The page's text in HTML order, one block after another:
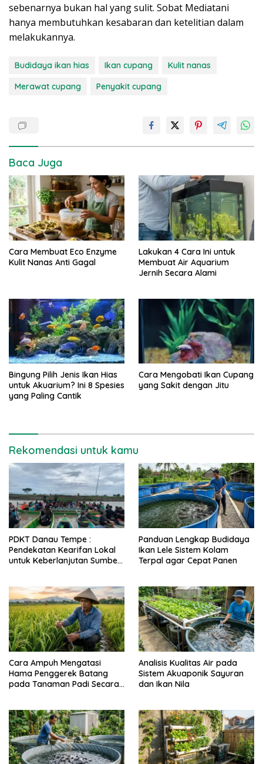
sebenarnya bukan hal yang sulit. Sobat Mediatani
hanya membutuhkan kesabaran dan ketelitian dalam
melakukannya.
Budidaya ikan hias Ikan cupang
Kulit nanas
Merawat cupang
Penyakit cupang
Baca Juga
Cara Membuat Eco Enzyme
Kulit Nanas Anti Gagal
Lakukan 4 Cara Ini untuk
Membuat Air Aquarium
Jernih Secara Alami
Bingung Pilih Jenis Ikan Hias
untuk Akuarium? Ini 8 Spesies
yang Paling Cantik
Cara Mengobati Ikan Cupang
yang Sakit dengan Jitu
Rekomendasi untuk kamu
PDKT Danau Tempe :
Pendekatan Kearifan Lokal
untuk Keberlanjutan Sumber
Panduan Lengkap Budidaya
Ikan Lele Sistem Kolam
Terpal agar Cepat Panen
Cara Ampuh Mengatasi
Hama Penggerek Batang
pada Tanaman Padi Secara
Analisis Kualitas Air pada
Sistem Akuaponik Sayuran
dan Ikan Nila